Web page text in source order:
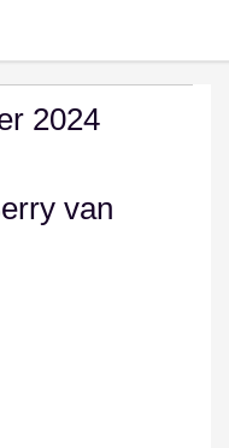
2024
van